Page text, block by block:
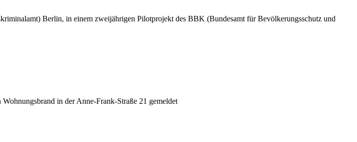
Berlin, in einem zweijährigen Pilotprojekt des BBK (Bundesamt für Bevölkerungsschutz und
in der Anne-Frank-Straße 21 gemeldet